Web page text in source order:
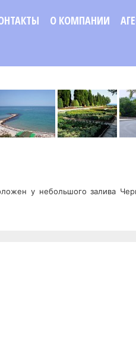
О КОМПАНИИ
у небольшого залива